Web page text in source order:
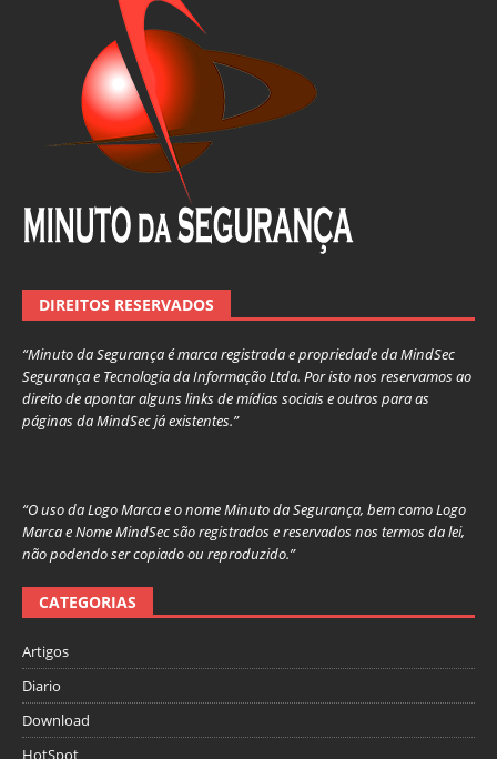
DIREITOS RESERVADOS
“Minuto da Segurança é marca registrada e propriedade da MindSec
Segurança e Tecnologia da Informação Ltda. Por isto nos reservamos ao
direito de apontar alguns links de mídias sociais e outros para as
páginas da MindSec já existentes.”
“O uso da Logo Marca e o nome Minuto da Segurança, bem como Logo
Marca e Nome MindSec são registrados e reservados nos termos da lei,
não podendo ser copiado ou reproduzido.”
CATEGORIAS
Artigos
Diario
Download